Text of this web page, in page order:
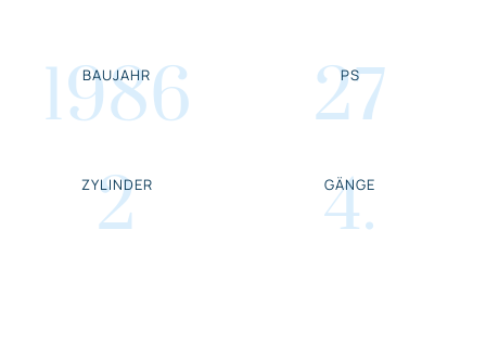
1986
BAUJAHR 27
PS
2
ZYLINDER 4.
GÄNGE